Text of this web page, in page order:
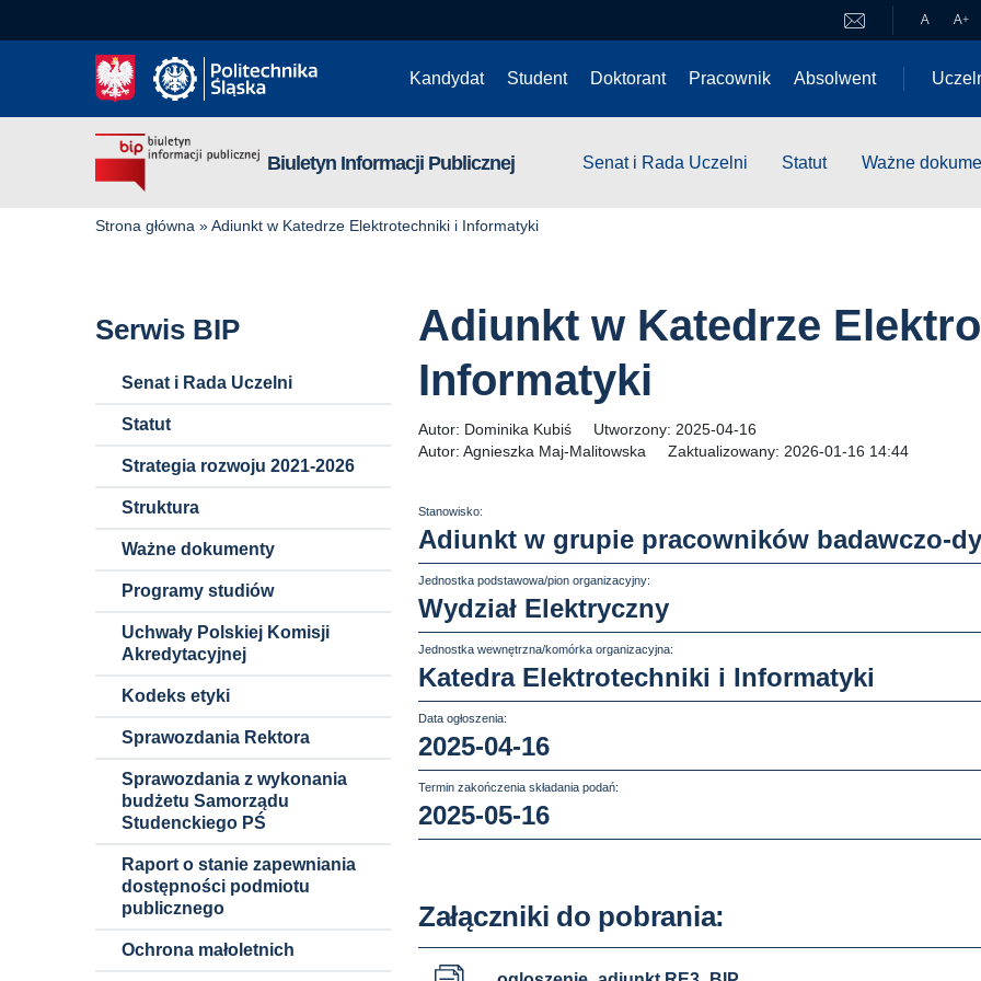
A A+
Kandydat Student Doktorant Pracownik Absolwent
Biuletyn Informacji Publicznej Senat i Rada Uczelni Statut Ważne
Strona główna »Adiunkt w Katedrze Elektrotechniki i Informatyki
Serwis BIP
Senat i Rada Uczelni
Statut
Strategia rozwoju 2021-2026
Struktura
Ważne dokumenty
Programy studiów
Uchwały Polskiej Komisji
Akredytacyjnej
Kodeks etyki
Sprawozdania Rektora
Sprawozdania z wykonania
budżetu Samorządu
Studenckiego PŚ
Raport o stanie zapewniania
dostępności podmiotu
publicznego
Ochrona małoletnich
Adiunkt w Katedrze
Informatyki
Autor: Dominika Kubiś Utworzony: 2025-04-16
Autor: Agnieszka Maj-Malitowska Zaktualizowany: 2026-01-16 14:44
Stanowisko:
Adiunkt w grupie pracowników badawczo-
Jednostka podstawowa/pion organizacyjny:
Wydział Elektryczny
Jednostka wewnętrzna/komórka organizacyjna:
Katedra Elektrotechniki i Informatyki
Data ogłoszenia:
2025-04-16
Termin zakończenia składania podań:
2025-05-16
Załączniki do pobrania: